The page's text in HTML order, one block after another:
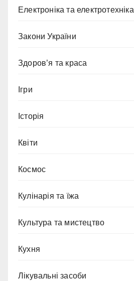
Електроніка та електротехніка
Закони України
Здоров’я та краса
Ігри
Історія
Квіти
Космос
Кулінарія та їжа
Культура та мистецтво
Кухня
Лікувальні засоби